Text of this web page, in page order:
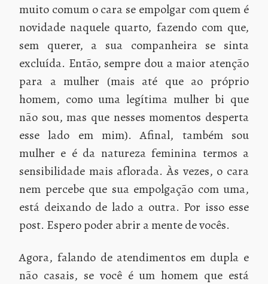
muito comum o cara se empolgar com quem é
novidade naquele quarto, fazendo com que,
sem querer, a sua companheira se sinta
excluída. Então, sempre dou a maior atenção
para a mulher (mais até que ao próprio
homem, como uma legítima mulher bi que
não sou, mas que nesses momentos desperta
esse lado em mim). Afinal, também sou
mulher e é da natureza feminina termos a
sensibilidade mais aflorada. Às vezes, o cara
nem percebe que sua empolgação com uma,
está deixando de lado a outra. Por isso esse
post. Espero poder abrir a mente de vocês.
Agora, falando de atendimentos em dupla e
não casais, se você é um homem que está